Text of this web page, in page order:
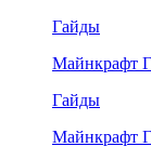
Гайды
Майнкрафт
Гайды
Майнкрафт